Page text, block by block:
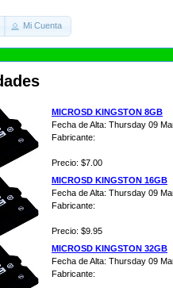
Mi Cuenta
MICROSD KINGSTON 8GB
Fecha de Alta: Thursday 09
Fabricante:
Precio: $7.00
MICROSD KINGSTON 16GB
Fecha de Alta: Thursday 09
Fabricante:
Precio: $9.95
MICROSD KINGSTON 32GB
Fecha de Alta: Thursday 09
Fabricante: